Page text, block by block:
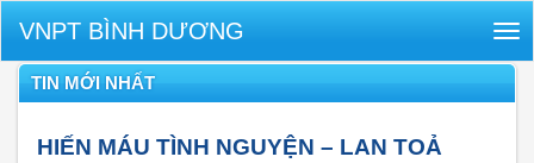
VNPT BÌNH DƯƠNG
TIN MỚI NHẤT
HIẾN MÁU TÌNH NGUYỆN – LAN TOẢ